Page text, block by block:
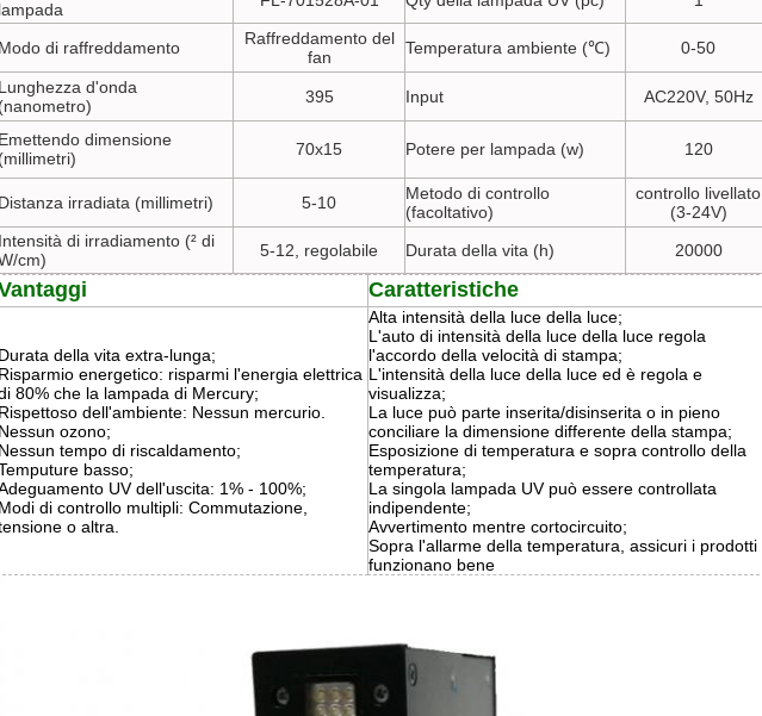
lampada
Modo di raffreddamento
Raffreddamento del
fan
Temperatura ambiente (℃) 0-50
Lunghezza d'onda
(nanometro)
395 Input AC220V, 50Hz
Emettendo dimensione
(millimetri)
70x15 Potere per lampada (w) 120
Distanza irradiata (millimetri) 5-10
Metodo di controllo
(facoltativo)
controllo livellato
(3-24V)
Intensità di irradiamento (² di
cm)
5-12, regolabile Durata della vita (h) 20000
Caratteristiche
Durata della vita extra-lunga;
Risparmio energetico: risparmi l'energia elettrica
80% che la lampada di Mercury;
Rispettoso dell'ambiente: Nessun mercurio.
Nessun ozono;
Nessun tempo di riscaldamento;
basso;
UV dell'uscita: 1% - 100%;
Modi di controllo multipli: Commutazione,
o altra.
Alta intensità della luce della luce;
L'auto di intensità della luce della luce regola
l'accordo della velocità di stampa;
L'intensità della luce della luce ed è regola e
visualizza;
La luce può parte inserita/disinserita o in pieno
conciliare la dimensione differente della stampa;
Esposizione di temperatura e sopra controllo della
temperatura;
La singola lampada UV può essere controllata
indipendente;
Avvertimento mentre cortocircuito;
Sopra l'allarme della temperatura, assicuri i prodotti
funzionano bene